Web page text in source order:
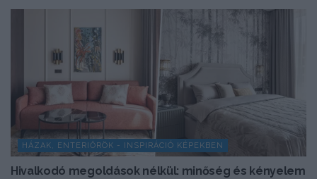
HÁZAK, ENTERIŐRÖK - INSPIRÁCIÓ KÉPEKBEN
Hivalkodó megoldások nélkül: minőség és kényelem